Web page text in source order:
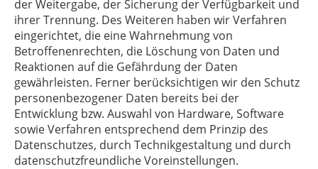
der Weitergabe, der Sicherung der Verfügbarkeit und
ihrer Trennung. Des Weiteren haben wir Verfahren
eingerichtet, die eine Wahrnehmung von
Betroffenenrechten, die Löschung von Daten und
Reaktionen auf die Gefährdung der Daten
gewährleisten. Ferner berücksichtigen wir den Schutz
personenbezogener Daten bereits bei der
Entwicklung bzw. Auswahl von Hardware, Software
sowie Verfahren entsprechend dem Prinzip des
Datenschutzes, durch Technikgestaltung und durch
datenschutzfreundliche Voreinstellungen.